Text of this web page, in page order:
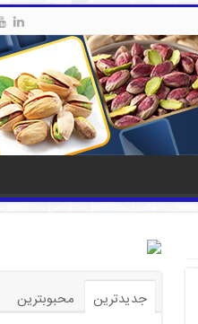
جدیدترین محبوبترین